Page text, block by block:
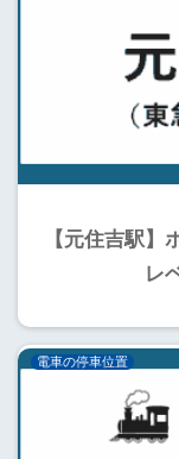
【元住吉駅
レ
電車の停車位置